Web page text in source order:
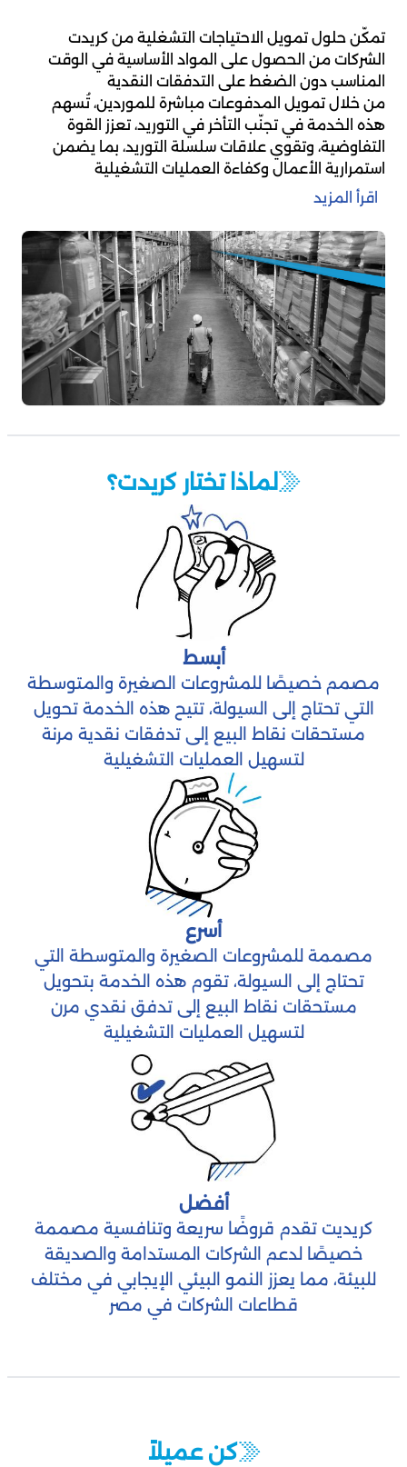
تمكّن حلول تمويل الاحتياجات التشغلية من كريدت
الشركات من الحصول على المواد الأساسية في الوقت
المناسب دون الضغط على التدفقات النقدية
من خلال تمويل المدفوعات مباشرة للموردين، تُسهم
هذه الخدمة في تجنّب التأخر في التوريد، تعزز القوة
التفاوضية، وتقوي علاقات سلسلة التوريد، بما يضمن
استمرارية الأعمال وكفاءة العمليات التشغيلية
اقرأ المزيد
لماذا تختار كريدت؟
أبسط
مصمم خصيصًا للمشروعات الصغيرة والمتوسطة
التي تحتاج إلى السيولة، تتيح هذه الخدمة تحويل
مستحقات نقاط البيع إلى تدفقات نقدية مرنة
لتسهيل العمليات التشغيلية
أسرع
مصممة للمشروعات الصغيرة والمتوسطة التي
تحتاج إلى السيولة، تقوم هذه الخدمة بتحويل
مستحقات نقاط البيع إلى تدفق نقدي مرن
لتسهيل العمليات التشغيلية
أفضل
كريديت تقدم قروضًا سريعة وتنافسية مصممة
خصيصًا لدعم الشركات المستدامة والصديقة
للبيئة، مما يعزز النمو البيئي الإيجابي في مختلف
قطاعات الشركات في مصر
كن عميلاً